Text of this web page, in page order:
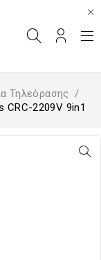
Τηλεόρασης /
CRC-2209V 9in1